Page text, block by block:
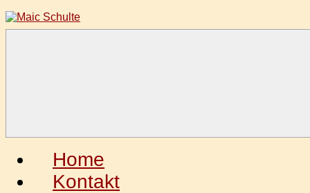
Zum
Inhalt
Home
Kontakt